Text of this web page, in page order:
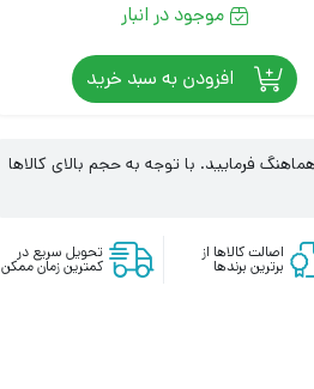
موجود در انبار
افزودن به سبد خرید
فرمایید. با توجه به حجم بالای کالاها
اصالت کالاها از
برترین برندها
تحویل سریع در
کمترین زمان ممکن